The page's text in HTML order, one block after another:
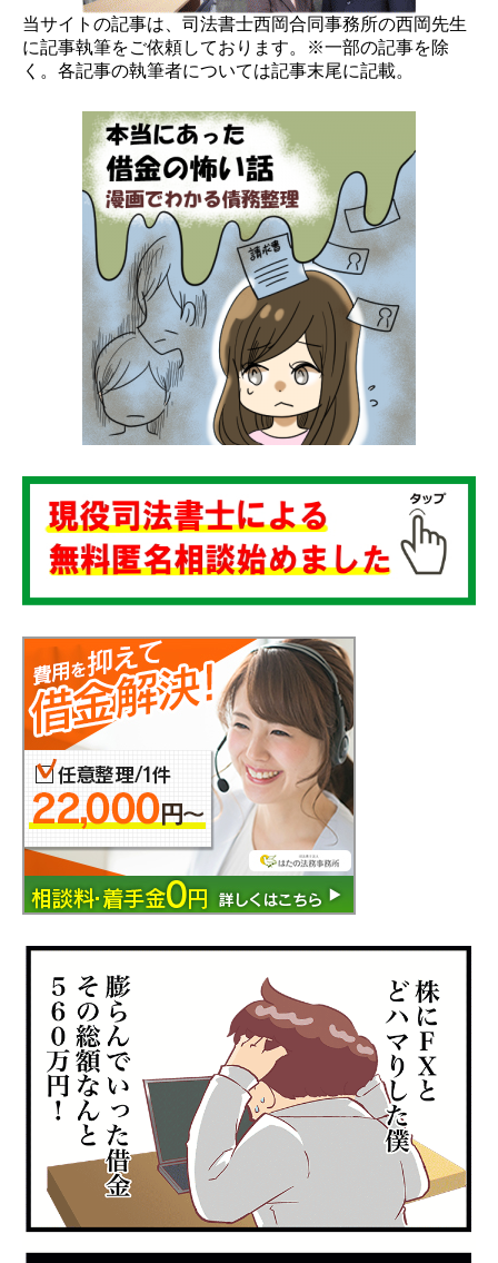
当サイトの記事は、司法書士西岡合同事務所の西岡先生
に記事執筆をご依頼しております。※一部の記事を除
く。各記事の執筆者については記事末尾に記載。